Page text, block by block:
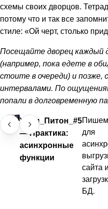
схемы своих дворцов.
потому что и так все
стиле: «Ой черт, столько
Посещайте дворец каждый
(например, пока едете в
стоите в очереди) и позже,
интервалами. По
попали в долговременную
Учим_Питон_#5
— Практика:
асинхронные
функции
Пишем
для
сайта и
БД.